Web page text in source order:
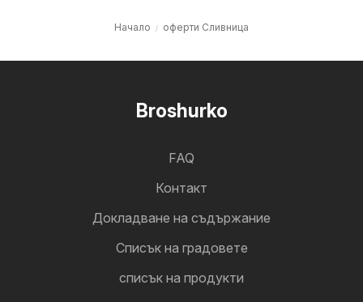
Начало оферти Сливница
Broshurko
FAQ
Контакт
Докладване на съдържание
Cписък на градовете
списък на продукти